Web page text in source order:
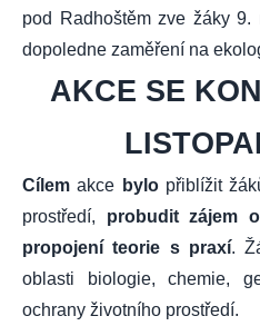
pod Radhoštěm zve žáky
dopoledne zaměření na
AKCE SE
Cílemakce bylo přiblížit
prostředí, probudit zájem
propojení teorie s praxí.
oblasti biologie, chemie,
ochrany životního prostředí.